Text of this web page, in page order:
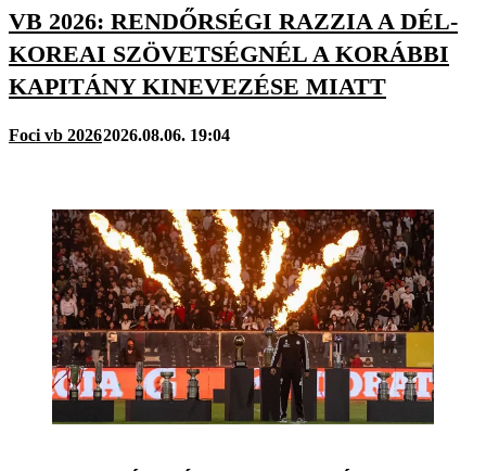
VB 2026: RENDŐRSÉGI RAZZIA A DÉL-
KOREAI SZÖVETSÉGNÉL A KORÁBBI
KAPITÁNY KINEVEZÉSE MIATT
Foci vb 20262026.08.06. 19:04